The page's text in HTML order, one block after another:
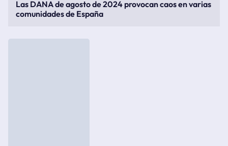
Las DANA de agosto de 2024 provocan caos en varias
comunidades de España